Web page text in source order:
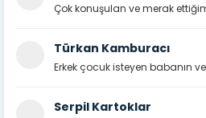
Çok konuşulan ve merak
Türkan Kamburacı
Erkek çocuk isteyen babanın
Serpil Kartoklar